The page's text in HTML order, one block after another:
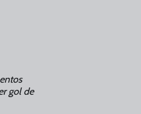
gol de